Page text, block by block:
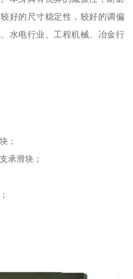
好的尺寸稳定性，较好的调偏
水电行业、工程机械、冶金行
；
承滑块；